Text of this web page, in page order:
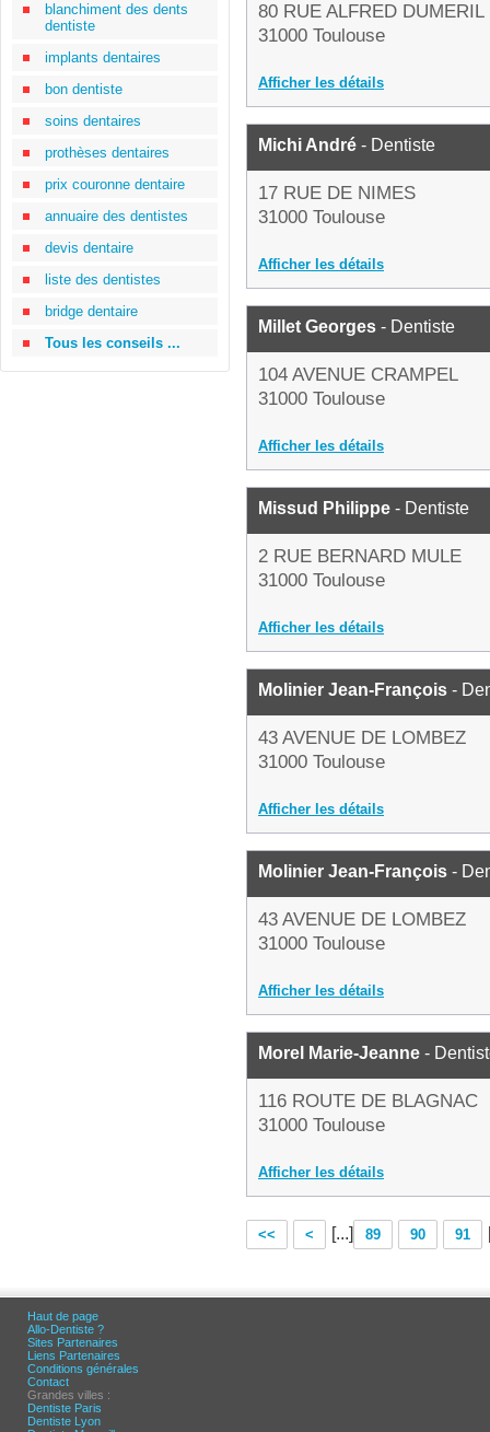
blanchiment des dents
dentiste
implants dentaires
bon dentiste
soins dentaires
prothèses dentaires
prix couronne dentaire
annuaire des dentistes
devis dentaire
liste des dentistes
bridge dentaire
Tous les conseils ...
80 RUE ALFRED DUMERIL
31000 Toulouse
Afficher les détails
Michi André - Dentiste
17 RUE DE NIMES
31000 Toulouse
Afficher les détails
Millet Georges - Dentiste
104 AVENUE CRAMPEL
31000 Toulouse
Afficher les détails
Missud Philippe - Dentiste
2 RUE BERNARD MULE
31000 Toulouse
Afficher les détails
Molinier Jean-François -
43 AVENUE DE LOMBEZ
31000 Toulouse
Afficher les détails
Molinier Jean-François -
43 AVENUE DE LOMBEZ
31000 Toulouse
Afficher les détails
Morel Marie-Jeanne -
116 ROUTE DE BLAGNAC
31000 Toulouse
Afficher les détails
<< < [...] 89 90 91
Haut de page
Allo-Dentiste ?
Sites Partenaires
Liens Partenaires
Conditions générales
Contact
Grandes villes :
Dentiste Paris
Dentiste Lyon